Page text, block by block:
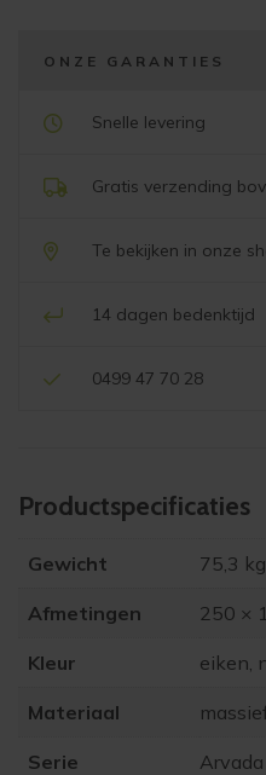
ONZE GARANTIES
Snelle levering
Gratis verzending
Te bekijken in onze
14 dagen bedenktijd
0499 47 70 28
Product­specificaties
Gewicht 75,3 kg
Afmetingen 250 ×
Kleur eiken,
Materiaal
Serie Arvada